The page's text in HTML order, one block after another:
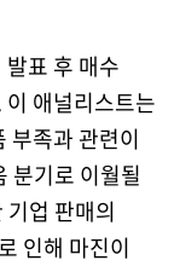
발표 후 매수
애널리스트는
부족과 관련이
분기로 이월될
업 판매의
인해 마진이